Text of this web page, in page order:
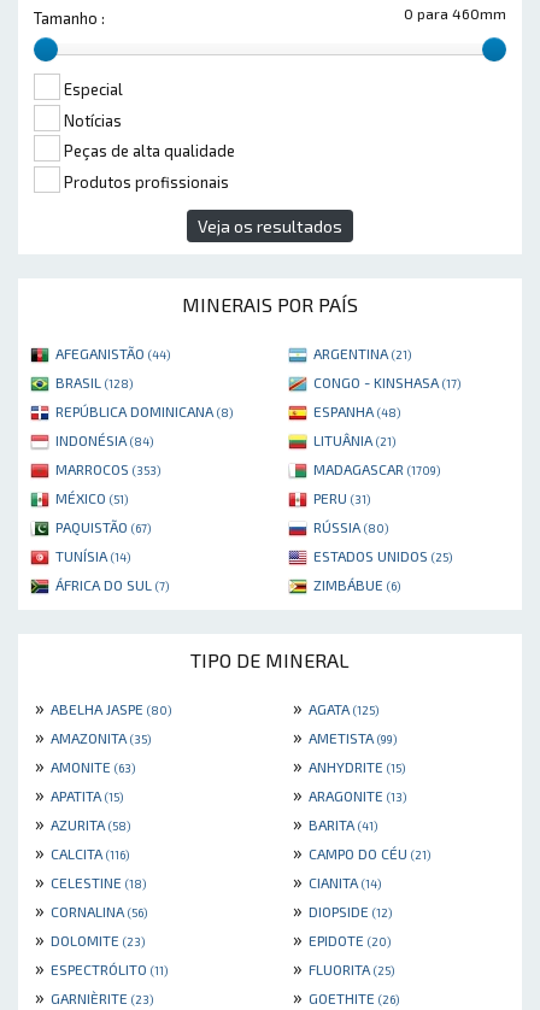
0 para 460mm
Tamanho :
Especial
Notícias
Peças de alta qualidade
Produtos profissionais
Veja os resultados
MINERAIS POR PAÍS
AFEGANISTÃO (44) ARGENTINA (21)
BRASIL (128) CONGO - KINSHASA (17)
REPÚBLICA DOMINICANA (8) ESPANHA (48)
INDONÉSIA (84) LITUÂNIA (21)
MARROCOS (353) MADAGASCAR (1709)
MÉXICO (51) PERU (31)
PAQUISTÃO (67) RÚSSIA (80)
TUNÍSIA (14) ESTADOS UNIDOS (25)
ÁFRICA DO SUL (7) ZIMBÁBUE (6)
TIPO DE MINERAL
» ABELHA JASPE (80) » AGATA (125)
» AMAZONITA (35) » AMETISTA (99)
» AMONITE (63) » ANHYDRITE (15)
» APATITA (15) » ARAGONITE (13)
» AZURITA (58) » BARITA (41)
» CALCITA (116) » CAMPO DO CÉU (21)
» CELESTINE (18) » CIANITA (14)
» CORNALINA (56) » DIOPSIDE (12)
» DOLOMITE (23) » EPIDOTE (20)
» ESPECTRÓLITO (11) » FLUORITA (25)
» GARNIÈRITE (23) » GOETHITE (26)